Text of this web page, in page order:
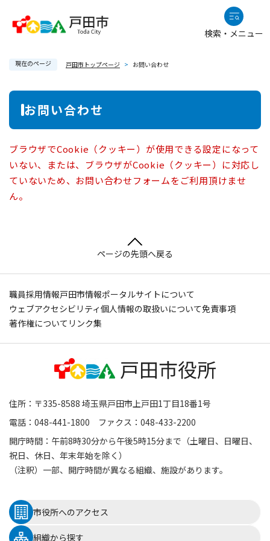
検索・メニュー
現在のページ 戸田市トップページ > お問い合わせ
本
お問い合わせ
ブラウザでCookie（クッキー）が使用できる設定になって
いない、または、ブラウザがCookie（クッキー）に対応し
ていないため、お問い合わせフォームをご利用頂けませ
ん。
ページの先頭へ戻る
職員採用情報戸田市情報ポータルサイトについて
ウェブアクセシビリティ個人情報の取扱いについて免責事項
著作権について リンク集
住所：〒335-8588 埼玉県戸田市上戸田1丁目18番1号
電話：048-441-1800 ファクス：048-433-2200
開庁時間：午前8時30分から午後5時15分まで（土曜日、日曜日、
祝日、休日、年末年始を除く）
（注釈）一部、開庁時間が異なる組織、施設があります。
市役所へのアクセス
組織から探す